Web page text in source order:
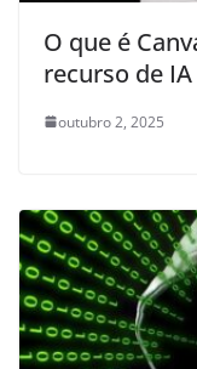
O que é
recurso de
outubro 2, 2025